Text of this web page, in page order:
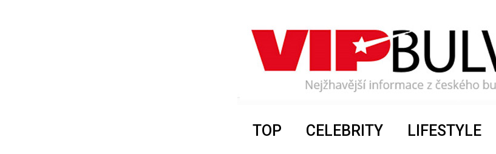
TOP CELEBRITY LIFESTYLE